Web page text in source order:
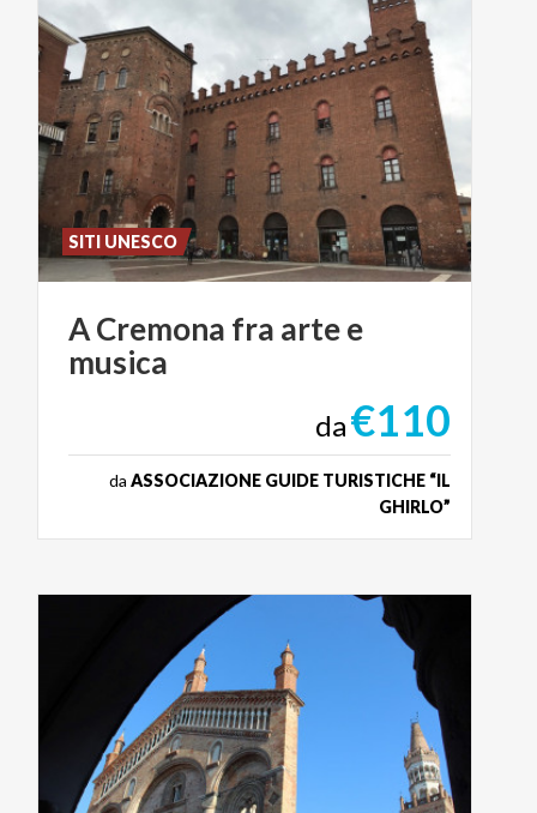
ACremona fra artee
musica
SITI UNESCO
da€110
da ASSOCIAZIONE GUIDE TURISTICHE “IL
GHIRLO”